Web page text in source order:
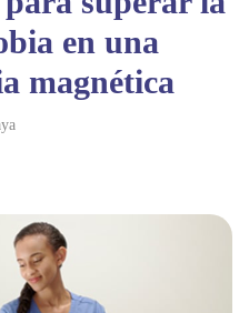
en una
magnética